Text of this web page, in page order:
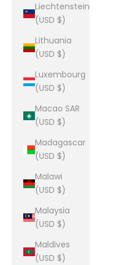
Liechtenstein
(USD $)
Lithuania
(USD $)
Luxembourg
(USD $)
Macao SAR
(USD $)
Madagascar
(USD $)
Malawi
(USD $)
Malaysia
(USD $)
Maldives
(USD $)